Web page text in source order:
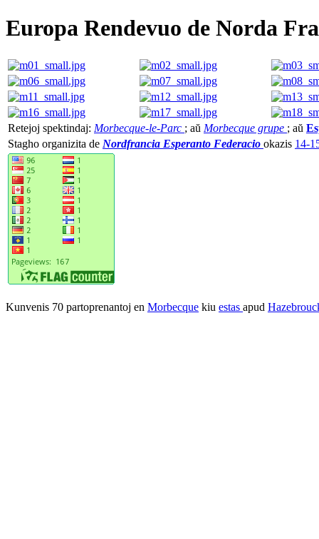
Europa Rendevuo de Norda
Retejoj spektindaj: Morbecque-le-Parc ; aŭ Morbecque grupe ; aŭ
Stagho organizita de Nordfrancia Esperanto Federacio okazis 14-
Kunvenis 70 partoprenantoj en Morbecque kiu estas apud